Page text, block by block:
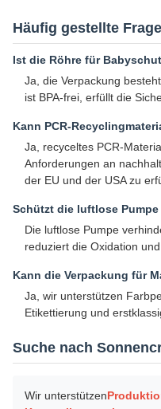
Häufig gestellte
Ist die Röhre für
Ja, die Verpackung
ist BPA-frei, erfüllt die
Kann PCR-
Ja, recyceltes PCR-
Anforderungen an
der EU und der USA zu
Schützt die luftlose
Die luftlose Pumpe
reduziert die Oxidation
Kann die Verpackung für
Ja, wir unterstützen
Etikettierung und
Suche nach
Wir unterstützen